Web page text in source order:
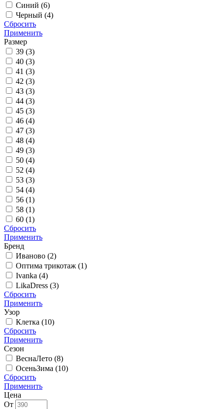
Синий (6)
Черный (4)
Сбросить
Применить
Размер
39 (3)
40 (3)
41 (3)
42 (3)
43 (3)
44 (3)
45 (3)
46 (4)
47 (3)
48 (4)
49 (3)
50 (4)
52 (4)
53 (3)
54 (4)
56 (1)
58 (1)
60 (1)
Сбросить
Применить
Бренд
Иваново (2)
Оптима трикотаж (1)
Ivanka (4)
LikaDress (3)
Сбросить
Применить
Узор
Клетка (10)
Сбросить
Применить
Сезон
ВеснаЛето (8)
ОсеньЗима (10)
Сбросить
Применить
Цена
От